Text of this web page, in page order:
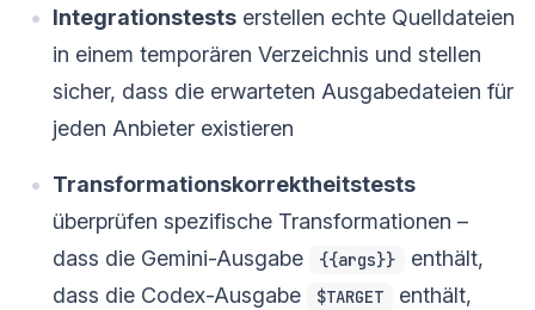
Integrationstests erstellen echte Quelldateien
in einem temporären Verzeichnis und stellen
sicher, dass die erwarteten Ausgabedateien für
jeden Anbieter existieren
Transformationskorrektheitstests
überprüfen spezifische Transformationen –
dass die Gemini-Ausgabe
{{args}}
enthält,
dass die Codex-Ausgabe
$TARGET
enthält,